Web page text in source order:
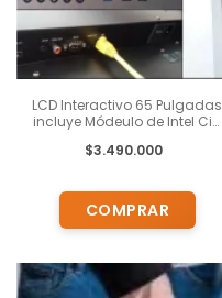
LCD Interactivo 65 Pulgadas
incluye Módeulo de Intel Ci5
Digital
$3.490.000